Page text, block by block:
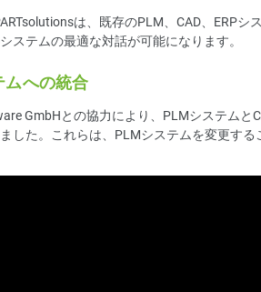
は、既存のPLM、CAD、ERP
ステムの最適な対話が可能になります。
ムへの統合
GmbHとの協力により、PLMシステムと
した。これらは、PLMシステムを変更す